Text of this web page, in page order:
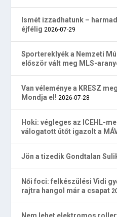
Ismét izzadhatunk –
éjfélig 2026-07-29
Sportereklyék a Nemzeti
először vált meg MLS-
Van véleménye a KRESZ
Mondja el! 2026-07-28
Hoki: végleges az ICEHL-
válogatott ütőt igazolt a
Jön a tizedik Gondtalan
Női foci: felkészülési Vidi
rajtra hangol már a csapat